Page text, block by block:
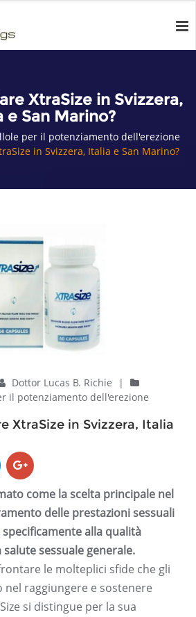
XtraSize in Svizzera,
e San Marino?
per il potenziamento dell'erezione
in Svizzera, Italia e San Marino?
Dottor Lucas B. Richie
|
il potenziamento dell'erezione
XtraSize in Svizzera, Italia
come la scelta principale nel
delle prestazioni sessuali
alla qualità
salute sessuale generale.
le molteplici sfide che gli
raggiungere e sostenere
si distingue per la sua